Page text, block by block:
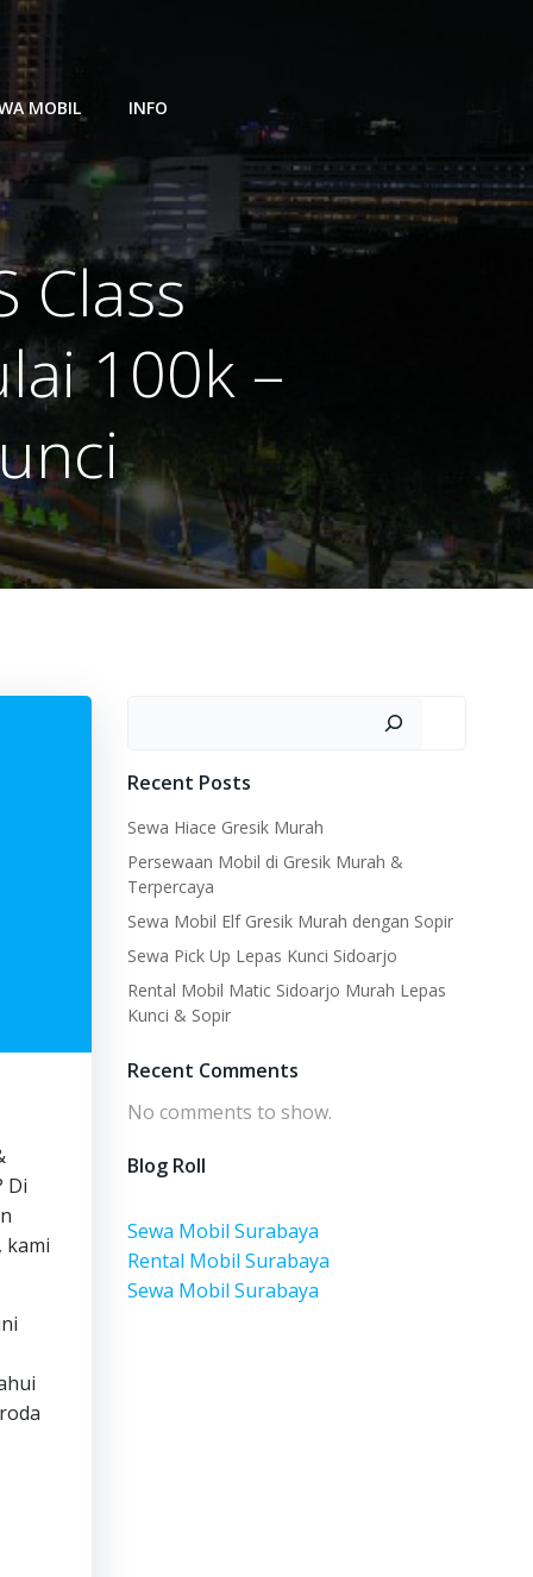
MOBIL INFO
Class
100k –
Di
kami
Recent Posts
Sewa Hiace Gresik Murah
Persewaan Mobil di Gresik Murah &
Terpercaya
Sewa Mobil Elf Gresik Murah dengan Sopir
Sewa Pick Up Lepas Kunci Sidoarjo
Rental Mobil Matic Sidoarjo Murah Lepas
Kunci & Sopir
Recent Comments
No comments to show.
Blog Roll
Sewa Mobil Surabaya
Rental Mobil Surabaya
Sewa Mobil Surabaya